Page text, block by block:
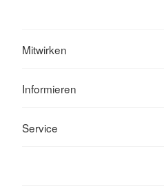
Mitwirken
Informieren
Service